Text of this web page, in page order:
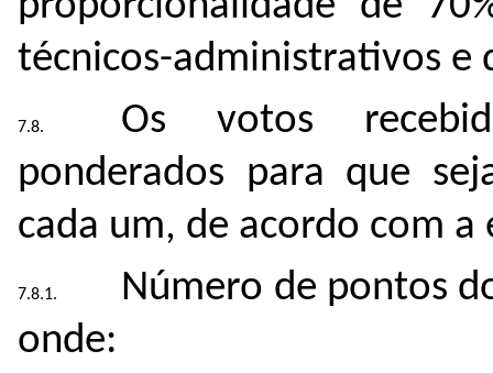
técnicos-administrativos e
Os votos
ponderados para que
cada um, de acordo com a
Número de pontos
onde: